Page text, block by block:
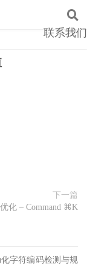
联系我们
下一篇
化 – Command ⌘K
化字符编码检测与规